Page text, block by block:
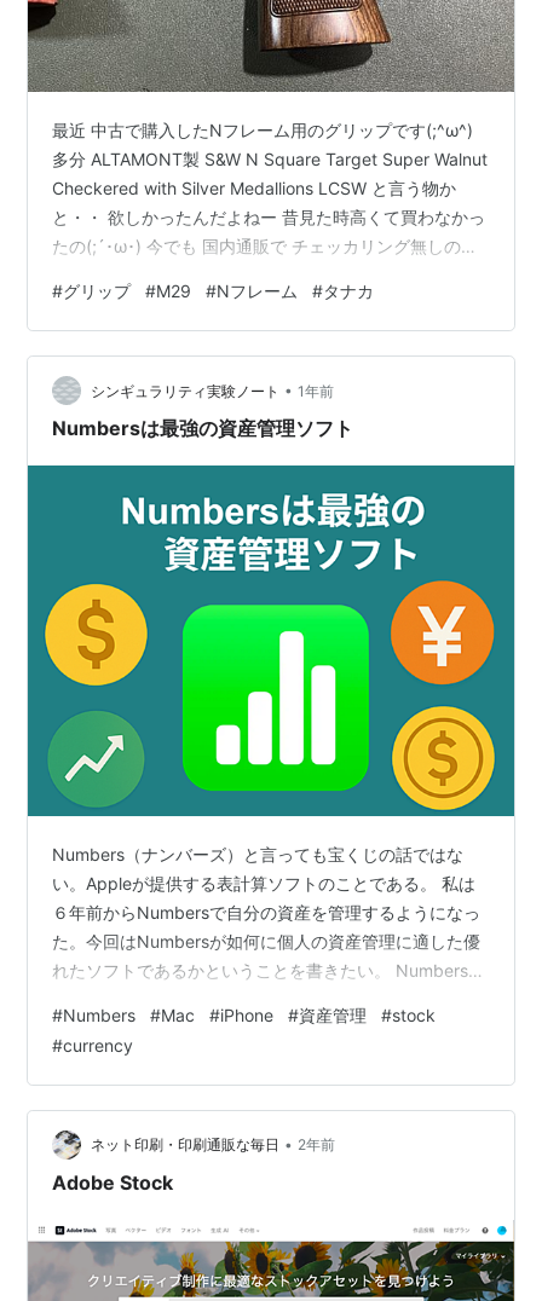
最近 中古で購入したNフレーム用のグリップです(;^ω^)
多分 ALTAMONT製 S&W N Square Target Super Walnut
Checkered with Silver Medallions LCSW と言う物か
と・・ 欲しかったんだよねー 昔見た時高くて買わなかっ
たの(;´･ω･) 今でも 国内通販で チェッカリング無しのス
の物は・・・ (ノД`)・゜・。 なので直接 ALTAMONTさ
んに www.altamontco.com 注文しようかと悩んだり (*
´ω｀*) 他のオーバーサイズの物と比べると・・・ そうで
す…
#グリップ #M29 #Nフレーム #タナカ
シンギュラリティ実験ノート • 1年前
Numbersは最強の資産管理ソフト
Numbers（ナンバーズ）と言っても宝くじの話ではな
い。Appleが提供する表計算ソフトのことである。 私は
６年前からNumbersで自分の資産を管理するようになっ
た。今回はNumbersが如何に個人の資産管理に適した優
れたソフトであるかということを書きたい。 Numbersが
り資産管理ソフトではない。しかし株価を取得する
STOCK関数と、ドル円為替レートを取得できる
CURRENCY関数がサポートされている。これらの関数を
使い資産管理表を作成することはそれほど難しい作業で
はない。むしろ自分の要求仕様に合う自分だけの資産管
理表を作成でき…
#Numbers #Mac #iPhone #資産管理 #stock
#currency
ネット印刷・印刷通販な毎日 • 2年前
Adobe Stock